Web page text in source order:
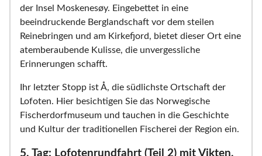
der Insel Moskenesøy. Eingebettet in eine
beeindruckende Berglandschaft vor dem steilen
Reinebringen und am Kirkefjord, bietet dieser Ort eine
atemberaubende Kulisse, die unvergessliche
Erinnerungen schafft.
Ihr letzter Stopp ist Å, die südlichste Ortschaft der
Lofoten. Hier besichtigen Sie das Norwegische
Fischerdorfmuseum und tauchen in die Geschichte
und Kultur der traditionellen Fischerei der Region ein.
5. Tag: Lofotenrundfahrt (Teil 2) mit Vikten,